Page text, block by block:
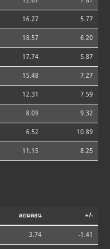
16.27 5.77
18.57 6.20
17.74 5.87
15.48 7.27
12.31 7.59
8.09 9.32
6.52 10.89
11.15 8.25
ลอนดอน +/-
3.74 -1.41